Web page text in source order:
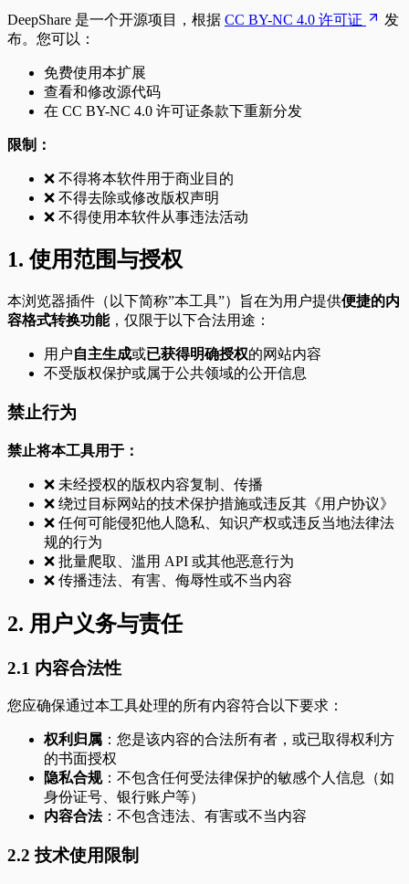
DeepShare 是一个开源项目，根据 CC BY-NC 4.0 许可证
发
布。您可以：
免费使用本扩展
查看和修改源代码
在 CC BY-NC 4.0 许可证条款下重新分发
限制：
❌ 不得将本软件用于商业目的
❌ 不得去除或修改版权声明
❌ 不得使用本软件从事违法活动
1. 使用范围与授权
本浏览器插件（以下简称”本工具”）旨在为用户提供便捷的内
容格式转换功能，仅限于以下合法用途：
用户自主生成或已获得明确授权的网站内容
不受版权保护或属于公共领域的公开信息
禁止行为
禁止将本工具用于：
❌ 未经授权的版权内容复制、传播
❌ 绕过目标网站的技术保护措施或违反其《用户协议》
❌ 任何可能侵犯他人隐私、知识产权或违反当地法律法
规的行为
❌ 批量爬取、滥用 API 或其他恶意行为
❌ 传播违法、有害、侮辱性或不当内容
2. 用户义务与责任
2.1 内容合法性
您应确保通过本工具处理的所有内容符合以下要求：
权利归属 ：您是该内容的合法所有者，或已取得权利方
的书面授权
隐私合规：不包含任何受法律保护的敏感个人信息（如
身份证号、银行账户等）
内容合法：不包含违法、有害或不当内容
2.2 技术使用限制